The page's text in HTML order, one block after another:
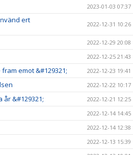
2023-01-03 07:37
ert
2022-12-31 10:26
2022-12-29 20:08
2022-12-25 21:43
emot &#129321; 2022-12-23 19:41
2022-12-22 10:17
år &#129321; 2022-12-21 12:25
2022-12-14 14:45
2022-12-14 12:38
2022-12-13 15:39